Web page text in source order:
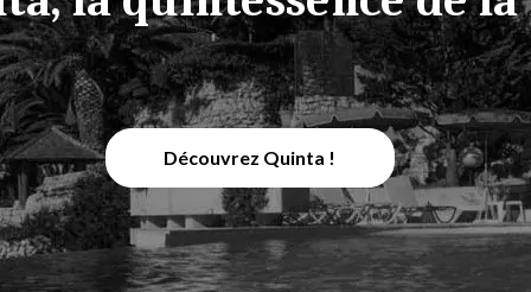
Découvrez Quinta !